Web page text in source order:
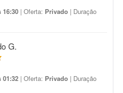
16:30 | Oferta: Privado | Duração
G.
01:32 | Oferta: Privado | Duração